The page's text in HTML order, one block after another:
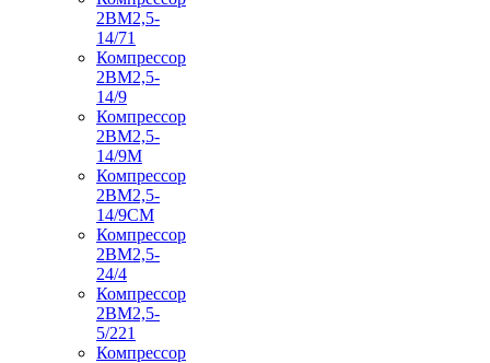
2ВМ2,5-
14/71
Компрессор
2ВМ2,5-
14/9
Компрессор
2ВМ2,5-
14/9М
Компрессор
2ВМ2,5-
14/9СМ
Компрессор
2ВМ2,5-
24/4
Компрессор
2ВМ2,5-
5/221
Компрессор